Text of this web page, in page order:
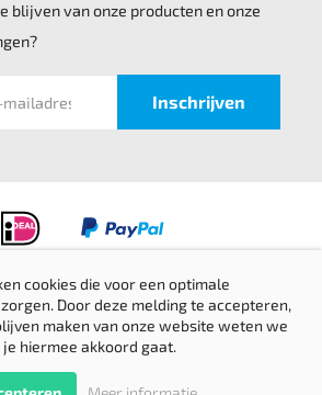
blijven van onze producten en onze
Privacyverklaring
& retournering
2026 |
cookies die voor een optimale
Door deze melding te accepteren,
maken van onze website weten we
hiermee akkoord gaat.